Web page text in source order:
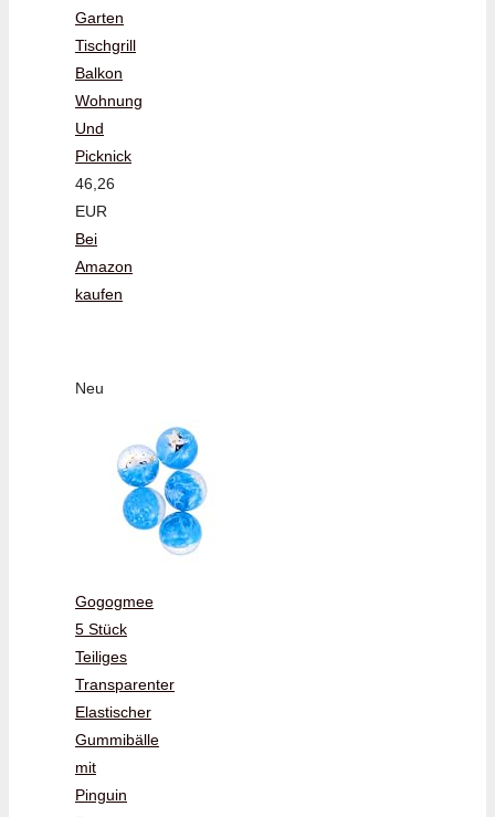
Garten
Tischgrill
Balkon
Wohnung
Und
Picknick
46,26
EUR
Bei
Amazon
kaufen
Neu
Gogogmee
5 Stück
Teiliges
Transparenter
Elastischer
Gummibälle
mit
Pinguin